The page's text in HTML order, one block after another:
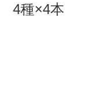
4種×4本